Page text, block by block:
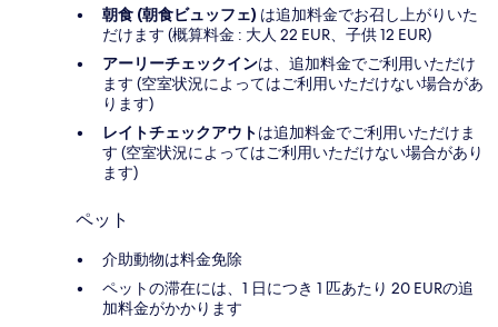
朝食 (朝食ビュッフェ) は追加料金でお召し上がりいた
だけます (概算料金 : 大人 22 EUR、子供 12 EUR)
アーリーチェックインは、追加料金でご利用いただけ
ます (空室状況によってはご利用いただけない場合があ
ります)
レイトチェックアウトは追加料金でご利用いただけま
す (空室状況によってはご利用いただけない場合があり
ます)
ペット
介助動物は料金免除
ペットの滞在には、1 日につき 1 匹あたり 20 EURの追
加料金がかかります